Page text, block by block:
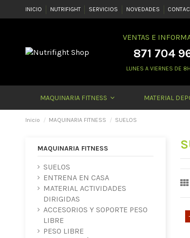
INICIO NUTRIFIGHT SERVICIOS NOVEDADES
VENTAS E
871 704
LUNES A VIERNES DE
MAQUINARIA FITNESS MATERIAL
Inicio MAQUINARIA FITNESS SUELOS
MAQUINARIA FITNESS
SUELOS
ENTRENA EN CASA
MATERIAL ACTIVIDADES
DIRIGIDAS
ACCESORIOS Y SOPORTE PESO
LIBRE
PESO LIBRE